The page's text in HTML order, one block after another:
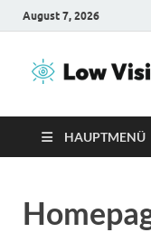
August 7, 2026
HAUPTMENÜ